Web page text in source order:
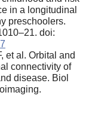
in a longitudinal
preschoolers.
doi:
et al. Orbital and
connectivity of
disease. Biol